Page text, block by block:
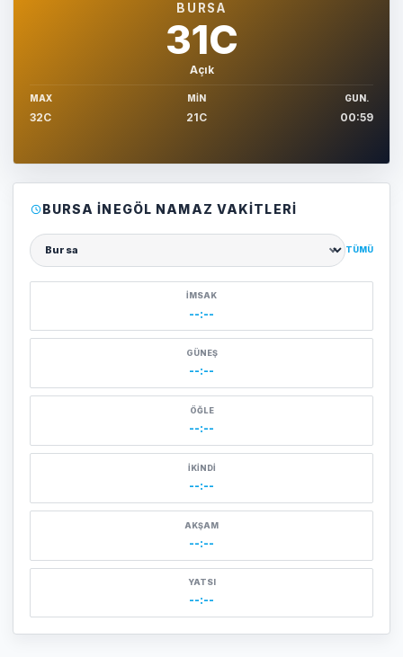
BURSA
31C
Açık
MAX
32C
MIN
21C
GUN.
00:59
BURSA İNEGÖL NAMAZ VAKITLERI
Şehir seçin
TÜMÜ
İMSAK
--:--
GÜNEŞ
--:--
ÖĞLE
--:--
İKINDI
--:--
AKŞAM
--:--
YATSI
--:--